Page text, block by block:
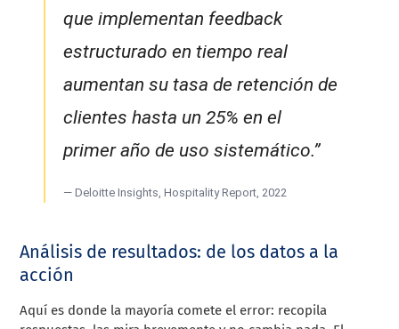
que implementan feedback
estructurado en tiempo real
aumentan su tasa de retención de
clientes hasta un 25% en el
primer año de uso sistemático.”
— Deloitte Insights, Hospitality Report, 2022
Análisis de resultados: de los datos a la
acción
Aquí es donde la mayoría comete el error: recopila